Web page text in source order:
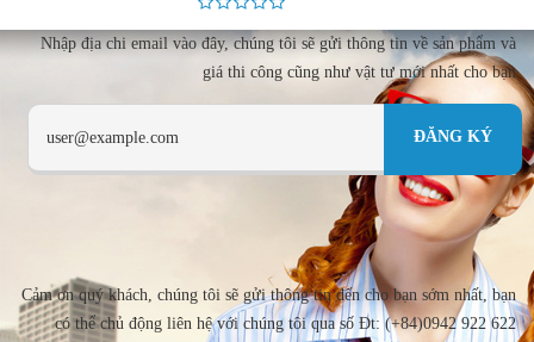
Nhập địa chi email vào đây, chúng tôi sẽ gửi thông tin về sản phẩm và
giá thi công cũng như vật tư mới nhất cho bạn
Cảm ơn quý khách, chúng tôi sẽ gửi thông tin đến cho bạn sớm nhất, bạn
có thể chủ động liên hệ với chúng tôi qua số Đt: (+84)0942 922 622